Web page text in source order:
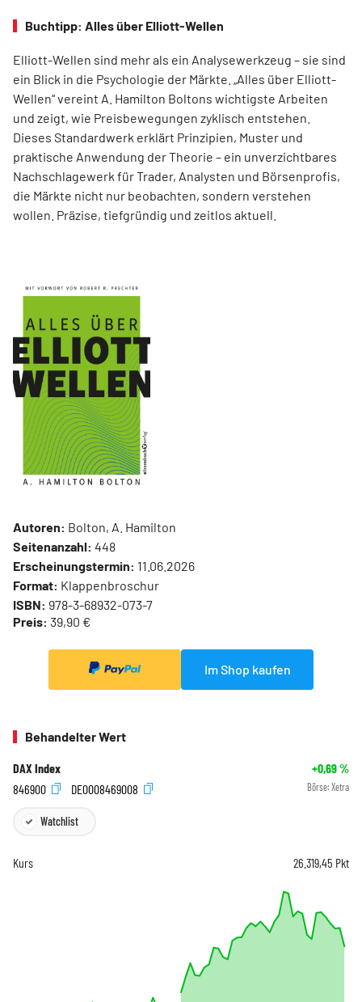
Buchtipp: Alles über Elliott-Wellen
Elliott-Wellen sind mehr als ein Analysewerkzeug – sie sind
ein Blick in die Psychologie der Märkte. „Alles über Elliott-
Wellen“ vereint A. Hamilton Boltons wichtigste Arbeiten
und zeigt, wie Preisbewegungen zyklisch entstehen.
Dieses Standardwerk erklärt Prinzipien, Muster und
praktische Anwendung der Theorie – ein unverzichtbares
Nachschlagewerk für Trader, Analysten und Börsenprofis,
die Märkte nicht nur beobachten, sondern verstehen
wollen. Präzise, tiefgründig und zeitlos aktuell.
Autoren: Bolton, A. Hamilton
Seitenanzahl: 448
Erscheinungstermin: 11.06.2026
Format: Klappenbroschur
ISBN: 978-3-68932-073-7
Preis: 39,90 €
Im Shop kaufen
Behandelter Wert
DAX Index +0,69%
846900
DE0008469008 Börse: Xetra
Watchlist
Kurs 26.319,45 Pkt